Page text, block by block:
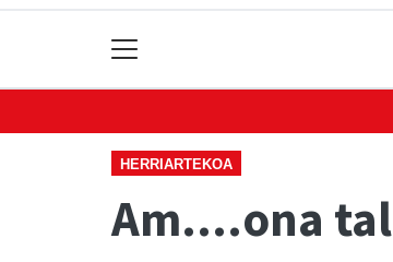
HERRIARTEKOA
Am....ona